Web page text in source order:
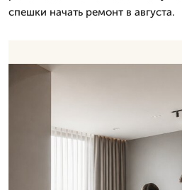
спешки начать ремонт в августа.